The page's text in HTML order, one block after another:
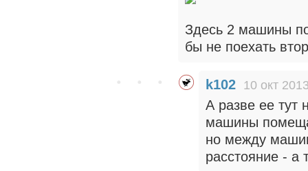
Здесь 2 машины
бы не поехать
k102 10 окт
А разве ее тут
машины
но между
расстояние - а